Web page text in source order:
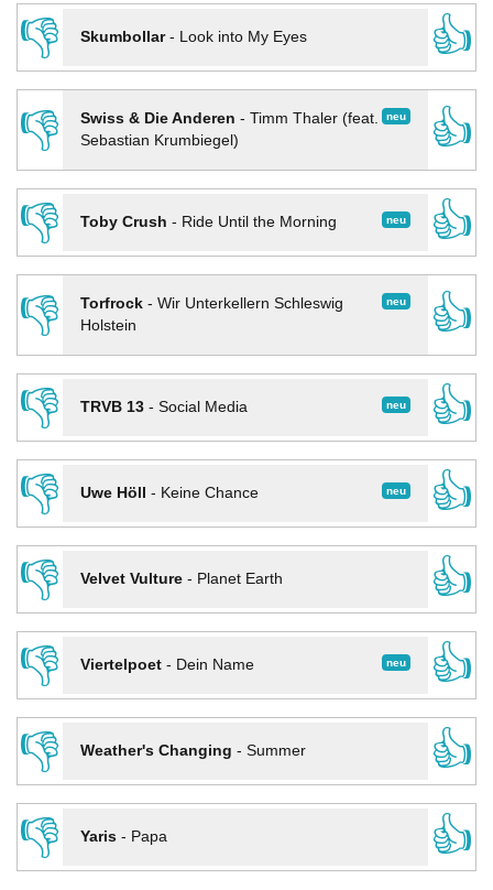
👎
Skumbollar- Look into My Eyes
👍
👎
neu
Swiss & Die Anderen - Timm Thaler (feat.
Sebastian Krumbiegel)
👍
👎
neu
Toby Crush - Ride Until the Morning
👍
👎
neu
Torfrock- Wir Unterkellern Schleswig
Holstein
👍
👎
neu
TRVB 13- Social Media
👍
👎
neu
Uwe Höll - Keine Chance
👍
👎
Velvet Vulture- Planet Earth
👍
👎
neu
Viertelpoet- Dein Name
👍
👎
Weather's Changing - Summer
👍
👎
Yaris- Papa 👍